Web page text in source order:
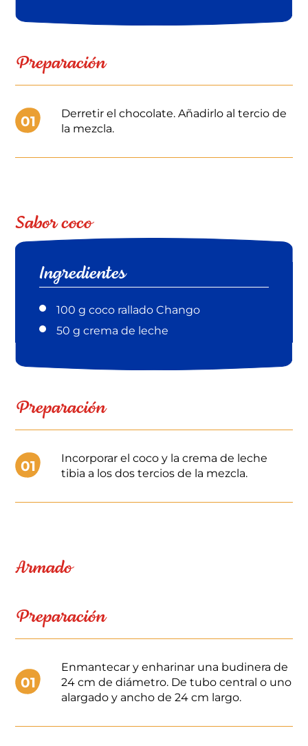
Preparación
01
Derretir el chocolate. Añadirlo al tercio de
la mezcla.
Sabor coco
Ingredientes
100 g coco rallado Chango
50 g crema de leche
Preparación
01
Incorporar el coco y la crema de leche
tibia a los dos tercios de la mezcla.
Armado
Preparación
01
Enmantecar y enharinar una budinera de
24 cm de diámetro. De tubo central o uno
alargado y ancho de 24 cm largo.